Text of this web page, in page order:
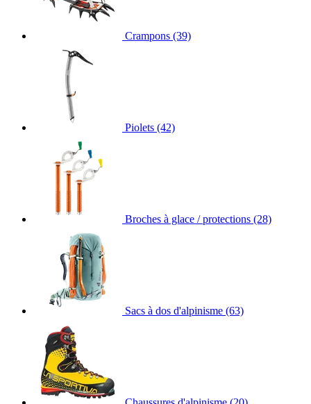
Crampons (39)
Piolets (42)
Broches à glace / protections (28)
Sacs à dos d'alpinisme (63)